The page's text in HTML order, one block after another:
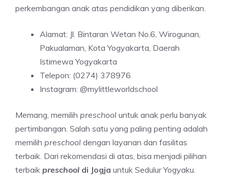
perkembangan anak atas pendidikan yang diberikan.
Alamat: Jl. Bintaran Wetan No.6, Wirogunan,
Pakualaman, Kota Yogyakarta, Daerah
Istimewa Yogyakarta
Telepon: (0274) 378976
Instagram: @mylittleworldschool
Memang, memilih preschool untuk anak perlu banyak
pertimbangan. Salah satu yang paling penting adalah
memilih preschool dengan layanan dan fasilitas
terbaik. Dari rekomendasi di atas, bisa menjadi pilihan
terbaik preschool di Jogja untuk Sedulur Yogyaku.